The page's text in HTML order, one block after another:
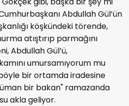
Abdullah Gül’ün
köşkündeki törende,
atıştırıp parmağını
Abdullah Gül’ü,
umursamıyorum mu
bir ortamda iradesine
bir bakan" ramazanda
akla geliyor.